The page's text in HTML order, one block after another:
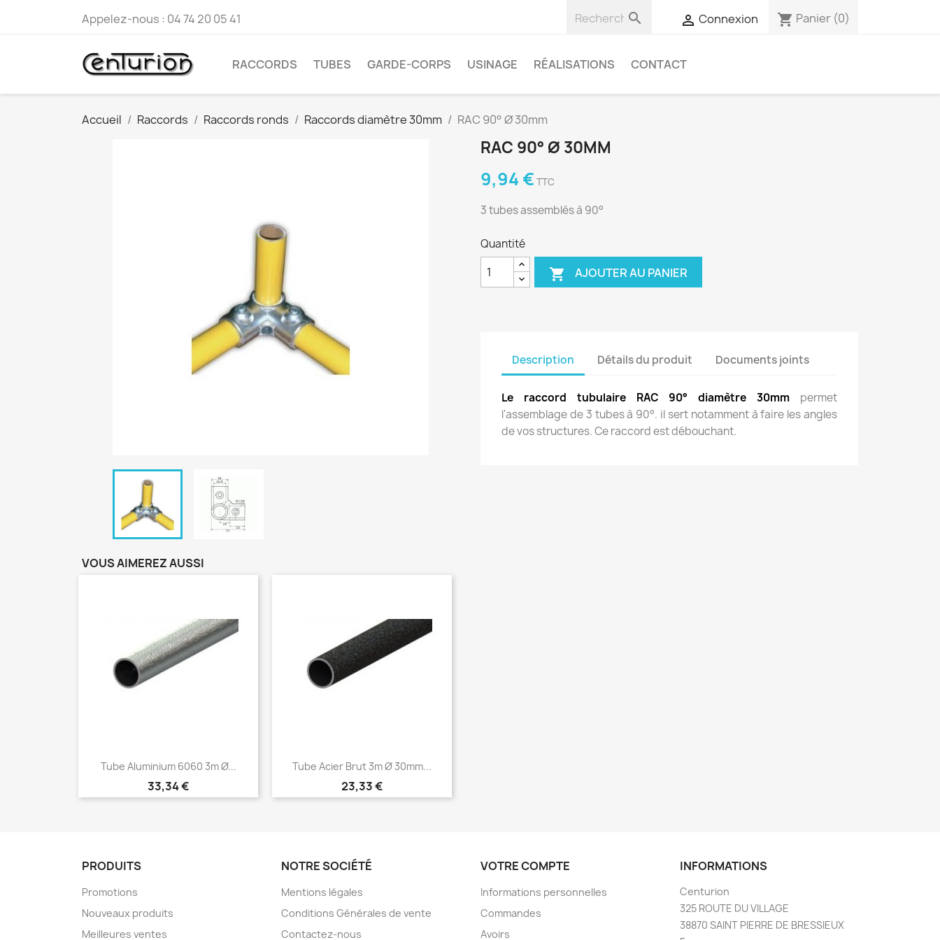
Appelez-nous : 04 74 20 05 41   Connexion shopping_cart Panier (0)
RACCORDS TUBES GARDE-CORPS USINAGE RÉALISATIONS CONTACT
Accueil Raccords Raccords ronds Raccords diamètre 30mm RAC 90° Ø 30mm
RAC 90° Ø 30MM
9,94 € TTC
3 tubes assemblés à 90°
Quantité
 AJOUTER AU PANIER
Description Détails du produit Documents joints
Le raccord tubulaire RAC 90° diamètre 30mm permet
l'assemblage de 3 tubes à 90°. il sert notamment à faire les angles
de vos structures. Ce raccord est débouchant.
VOUS AIMEREZ AUSSI
Tube Aluminium 6060 3m Ø...
Prix
33,34 €
Tube Acier Brut 3m Ø 30mm...
Prix
23,33 €
PRODUITS
Promotions
Nouveaux produits
Meilleures ventes
NOTRE SOCIÉTÉ
Mentions légales
Conditions Générales de vente
Contactez-nous
VOTRE COMPTE
Informations personnelles
Commandes
Avoirs
INFORMATIONS
Centurion
325 ROUTE DU VILLAGE
38870 SAINT PIERRE DE BRESSIEUX